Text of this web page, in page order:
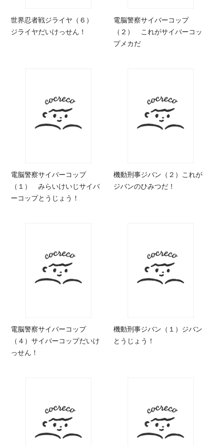
世界忍者戦ジライヤ（６）
ジライヤだいけっせん！
電脳警察サイバーコップ
（２） これがサイバーコッ
プメカだ
電脳警察サイバーコップ
（１） みらいけいじサイバ
ーコップとうじょう！
機動刑事ジバン（２）これが
ジバンのひみつだ！
電脳警察サイバーコップ
（４）サイバーコップだいけ
っせん！
機動刑事ジバン（１）ジバン
とうじょう！